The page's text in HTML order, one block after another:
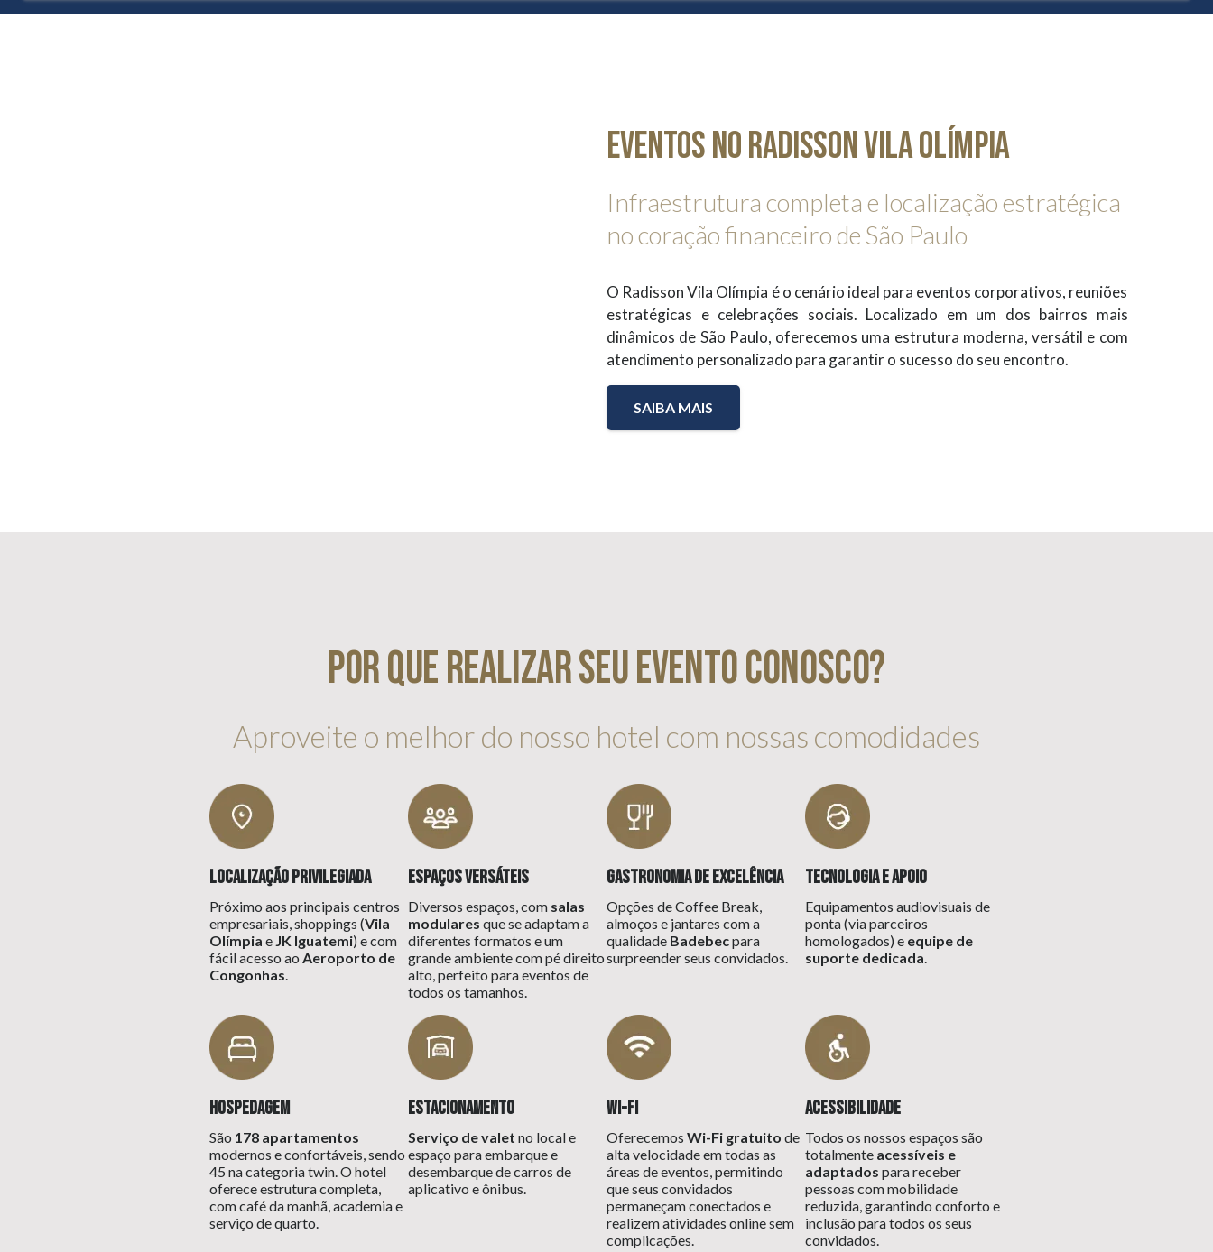
Eventos no Radisson Vila Olímpia
Infraestrutura completa e localização estratégica
no coração financeiro de São Paulo
O Radisson Vila Olímpia é o cenário ideal para eventos corporativos, reuniões
estratégicas e celebrações sociais. Localizado em um dos bairros mais
dinâmicos de São Paulo, oferecemos uma estrutura moderna, versátil e com
atendimento personalizado para garantir o sucesso do seu encontro.
SAIBA MAIS
Por que realizar seu evento conosco?
Aproveite o melhor do nosso hotel com nossas comodidades
Localização Privilegiada
Próximo aos principais centros
empresariais, shoppings (Vila
Olímpia e JK Iguatemi) e com
fácil acesso ao Aeroporto de
Congonhas
Espaços Versáteis
Diversos espaços, com salas
modulares que se adaptam a
diferentes formatos e um
grande ambiente com pé direito
alto, perfeito para eventos de
todos os tamanhos.
Gastronomia de Excelência
Opções de Coffee Break,
almoços e jantares com a
qualidade Badebecpara
surpreender seus convidados.
Tecnologia e Apoio
Equipamentos audiovisuais de
ponta (via parceiros
homologados) e equipe de
suporte dedicada
Hospedagem
São 178 apartamentos
modernos e confortáveis, sendo
45 na categoria twin. O hotel
oferece estrutura completa,
com café da manhã, academia e
serviço de quarto.
Estacionamento
Serviço de valet no local e
espaço para embarque e
desembarque de carros de
aplicativo e ônibus.
Wi-Fi
Oferecemos Wi-Fi gratuito de
alta velocidade em todas as
áreas de eventos, permitindo
que seus convidados
permaneçam conectados e
realizem atividades online sem
complicações.
Acessibilidade
Todos os nossos espaços são
totalmente acessíveis e
adaptados para receber
pessoas com mobilidade
reduzida, garantindo conforto e
inclusão para todos os seus
convidados.